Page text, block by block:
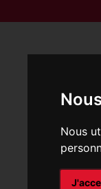
Nous